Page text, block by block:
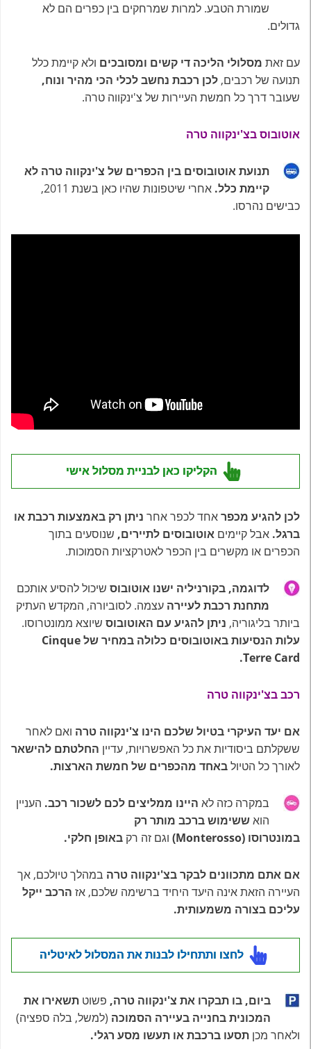
שמורת הטבע. למרות שמרחקים בין כפרים הם לא
גדולים.
עם זאת מסלולי הליכה די קשים ומסובכים ולא קיימת כלל
תנועה של רכבים, לכן רכבת נחשב לכלי הכי מהיר ונוח,
שעובר דרך כל חמשת העיירות של צ'ינקווה טרה.
אוטובוס בצ'ינקווה טרה
תנועת אוטובוסים בין הכפרים של צ'ינקווה טרה לא
קיימת כלל.
אחרי שיטפונות שהיו כאן בשנת 2011,
כבישים נהרסו.
הקליקו כאן לבניית מסלול אישי
לכן להגיע מכפראחד לכפר אחר ניתן רק באמצעות רכבת או
ברגל. אבל קיימים אוטובוסים לתיירים, שנוסעים בתוך
הכפרים או מקשרים בין הכפר לאטרקציות הסמוכות.
לדוגמה, בקורניליה ישנו אוטובוס שיכול להסיע אותכם
מתחנת רכבת לעיירה עצמה. לסוביורה, המקדש העתיק
ביותר בליגוריה, ניתן להגיע עם האוטובוס שיוצא ממונטרוסו.
עלות הנסיעות באוטובוסים כלולה במחיר של Cinque
Terre Card.
רכב בצ'ינקווה טרה
אם יעד העיקרי בטיול שלכם הינו צ'ינקווה טרה ואם לאחר
ששקלתם ביסודיות את כל האפשרויות, עדיין החלטתם להישאר
לאורך כל הטיולבאחד מהכפרים של חמשת הארצות.
במקרה כזה לא היינו ממליצים לכם לשכור רכב. העניין
הואששימוש ברכב מותר רק
במונטרוסו (Monterosso)
וגם זה רק באופן חלקי.
אם אתם מתכוונים לבקר בצ'ינקווה טרה במהלך טיולכם, אך
העיירה הזאת אינה היעד היחיד ברשימה שלכם, אז הרכב ייקל
עליכם בצורה משמעותית.
לחצו ותתחילו לבנות את המסלול לאיטליה
ביום, בו תבקרו את צ'ינקווה טרה, פשוט תשאירו את
המכונית בחנייה בעיירה הסמוכה (למשל, בלה ספציה)
ולאחר מכן תסעו ברכבת או תעשו מסע רגלי.